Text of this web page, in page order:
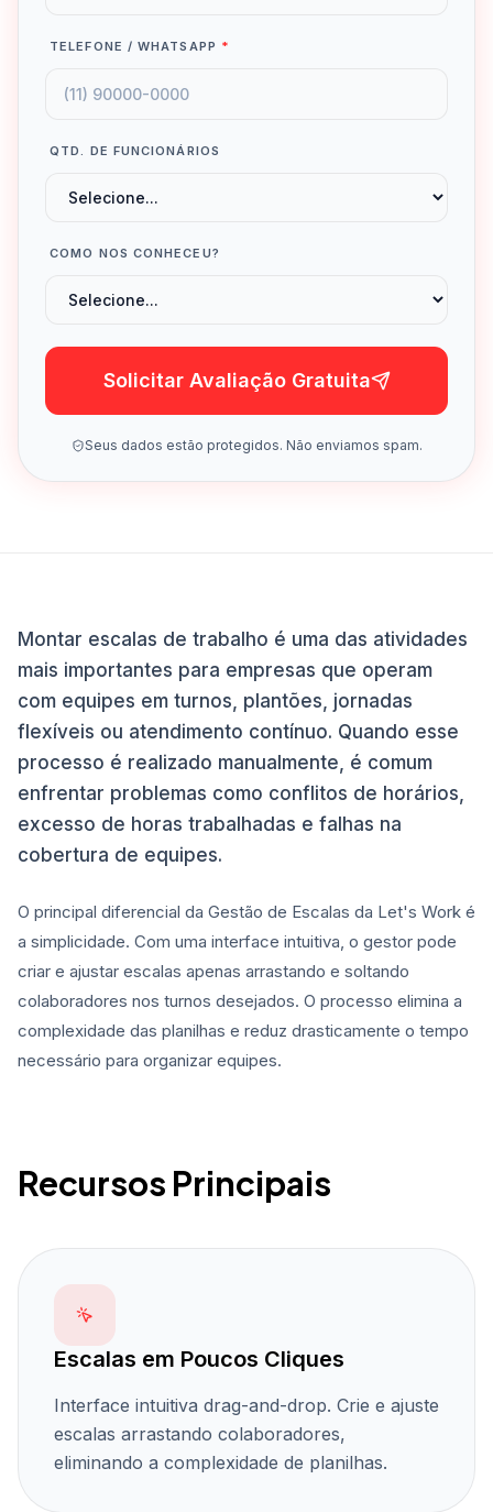
TELEFONE / WHATSAPP *
QTD. DE FUNCIONÁRIOS
COMO NOS CONHECEU?
Solicitar Avaliação Gratuita
Seus dados estão protegidos. Não enviamos spam.
Montar escalas de trabalho é uma das atividades
mais importantes para empresas que operam
com equipes em turnos, plantões, jornadas
flexíveis ou atendimento contínuo. Quando esse
processo é realizado manualmente, é comum
enfrentar problemas como conflitos de horários,
excesso de horas trabalhadas e falhas na
cobertura de equipes.
O principal diferencial da Gestão de Escalas da Let's Work é
a simplicidade. Com uma interface intuitiva, o gestor pode
criar e ajustar escalas apenas arrastando e soltando
colaboradores nos turnos desejados. O processo elimina a
complexidade das planilhas e reduz drasticamente o tempo
necessário para organizar equipes.
Recursos Principais
Escalas em Poucos Cliques
Interface intuitiva drag-and-drop. Crie e ajuste
escalas arrastando colaboradores,
eliminando a complexidade de planilhas.